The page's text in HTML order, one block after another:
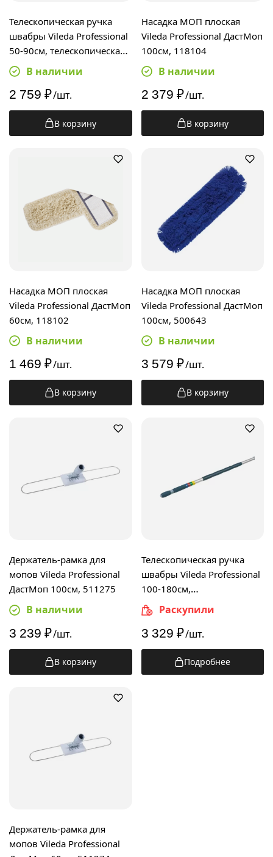
Телескопическая ручка
швабры Vileda Professional
50-90см, телескопическая,
111389В наличии
2 759 ₽/шт.
В корзину
Насадка МОП плоская
Vileda Professional ДастМоп
100см, 118104
В наличии
2 379 ₽/шт.
В корзину
Насадка МОП плоская
Vileda Professional ДастМоп
60см, 118102
В наличии
1 469 ₽/шт.
В корзину
Насадка МОП плоская
Vileda Professional ДастМоп
100см, 500643
В наличии
3 579 ₽/шт.
В корзину
Держатель-рамка для
мопов Vileda Professional
ДастМоп 100см, 511275
В наличии
3 239 ₽/шт.
В корзину
Телескопическая ручка
швабры Vileda Professional
100-180см,
телескопическая, 119967
Раскупили
3 329 ₽/шт.
Подробнее
Держатель-рамка для
мопов Vileda Professional